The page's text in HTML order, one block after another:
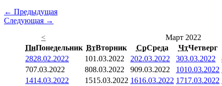
← Предыдущая
Следующая →
<
Март 2022
ПнПонедельник ВтВторник СрСреда ЧтЧетверг
2828.02.2022 101.03.2022 202.03.2022 303.03.2022
707.03.2022 808.03.2022 909.03.2022 1010.03.2022
1414.03.2022 1515.03.2022 1616.03.2022 1717.03.2022